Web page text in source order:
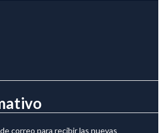
correo para recibir las nuevas